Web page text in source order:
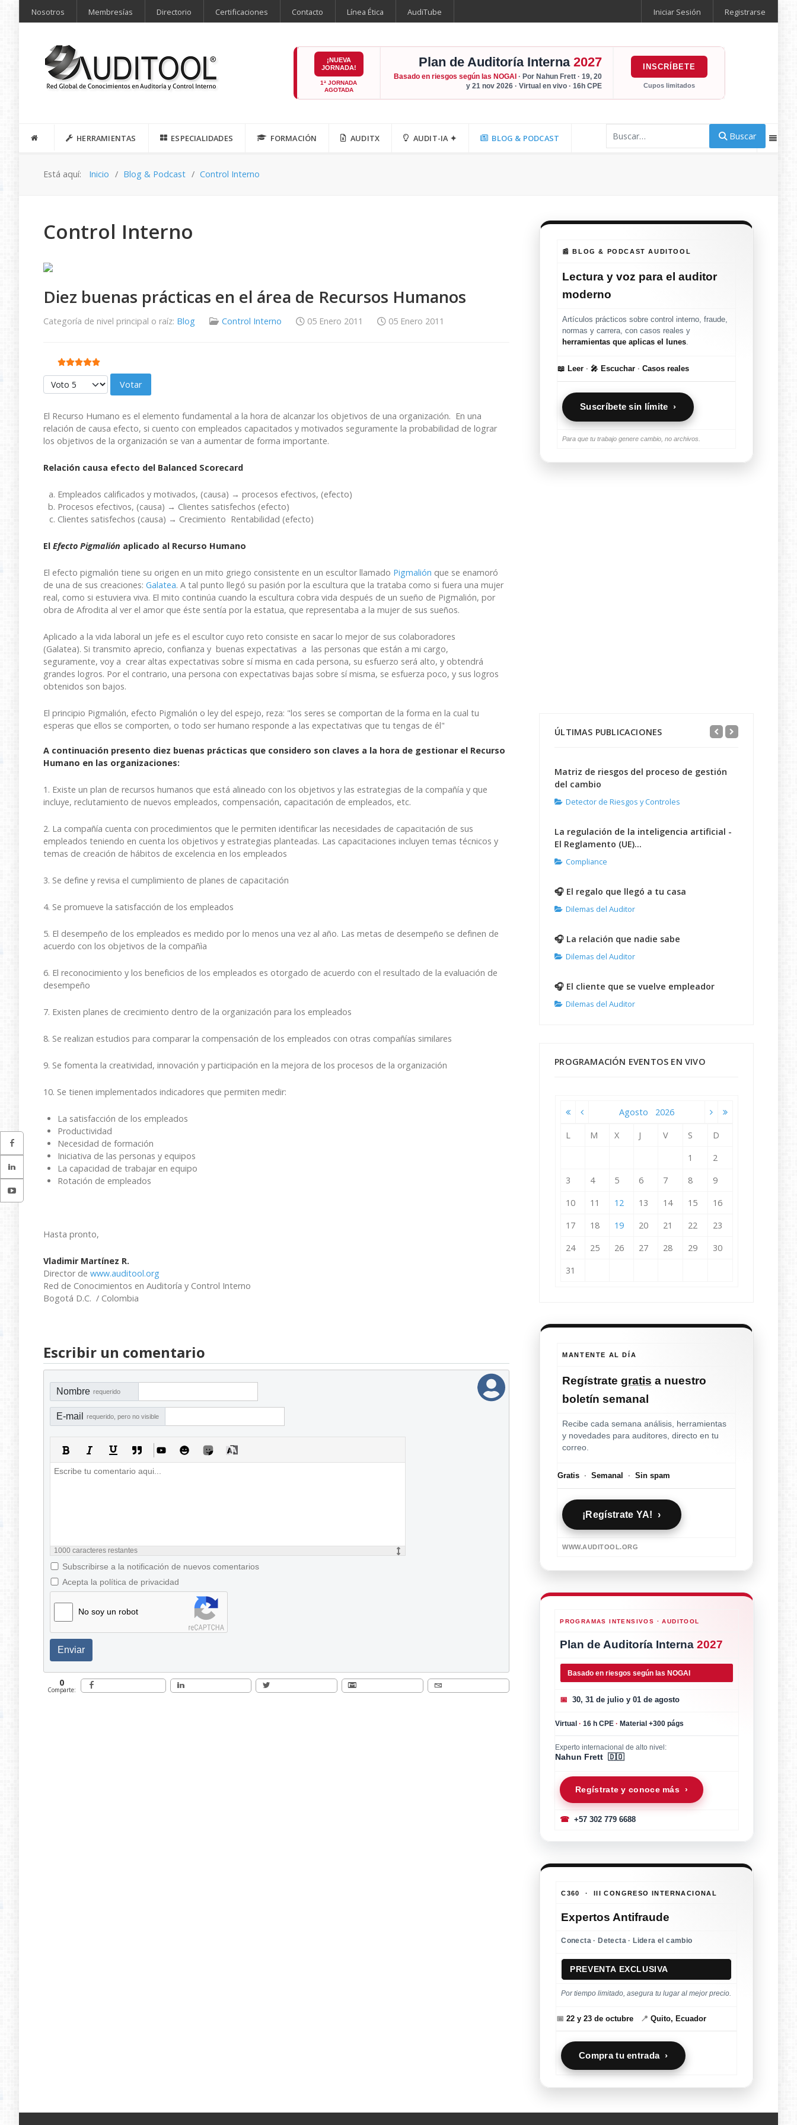
Nosotros Membresías Directorio Certificaciones Contacto Línea Ética AudiTube Iniciar Sesión Registrarse
¡NUEVA
JORNADA!
1ª JORNADA
AGOTADA
Plan de Auditoría Interna2027
Basado en riesgos según las NOGAI · Por Nahun Frett · 19, 20
y 21 nov 2026 · Virtual en vivo · 16h CPE
INSCRÍBETE
Cupos limitados
HERRAMIENTAS ESPECIALIDADES FORMACIÓN AUDITX AUDIT-IA ✦ BLOG & PODCAST Buscar
Está aquí: Inicio Blog & Podcast Control Interno
Control Interno
Diez buenas prácticas en el área de Recursos Humanos
Categoría de nivel principal o raíz: Blog Control Interno 05 Enero 2011 05 Enero 2011
Ratio:5/5
Por favor, vote
El Recurso Humano es el elemento fundamental a la hora de alcanzar los objetivos de una organización. En una
relación de causa efecto, si cuento con empleados capacitados y motivados seguramente la probabilidad de lograr
los objetivos de la organización se van a aumentar de forma importante.
Relación causa efecto del Balanced Scorecard
Empleados calificados y motivados, (causa) → procesos efectivos, (efecto)
Procesos efectivos, (causa) → Clientes satisfechos (efecto)
Clientes satisfechos (causa) → Crecimiento Rentabilidad (efecto)
El Efecto Pigmalión aplicado al Recurso Humano
El efecto pigmalión tiene su origen en un mito griego consistente en un escultor llamado Pigmalión que se enamoró
de una de sus creaciones: Galatea. A tal punto llegó su pasión por la escultura que la trataba como si fuera una mujer
real, como si estuviera viva. El mito continúa cuando la escultura cobra vida después de un sueño de Pigmalión, por
obra de Afrodita al ver el amor que éste sentía por la estatua, que representaba a la mujer de sus sueños.
Aplicado a la vida laboral un jefe es el escultor cuyo reto consiste en sacar lo mejor de sus colaboradores
(Galatea). Si transmito aprecio, confianza y buenas expectativas a las personas que están a mi cargo,
seguramente, voy a crear altas expectativas sobre sí misma en cada persona, su esfuerzo será alto, y obtendrá
grandes logros. Por el contrario, una persona con expectativas bajas sobre sí misma, se esfuerza poco, y sus logros
obtenidos son bajos.
El principio Pigmalión, efecto Pigmalión o ley del espejo, reza: "los seres se comportan de la forma en la cual tu
esperas que ellos se comporten, o todo ser humano responde a las expectativas que tu tengas de él"
A continuación presento diez buenas prácticas que considero son claves a la hora de gestionar el Recurso
Humano en las organizaciones:
1. Existe un plan de recursos humanos que está alineado con los objetivos y las estrategias de la compañía y que
incluye, reclutamiento de nuevos empleados, compensación, capacitación de empleados, etc.
2. La compañía cuenta con procedimientos que le permiten identificar las necesidades de capacitación de sus
empleados teniendo en cuenta los objetivos y estrategias planteadas. Las capacitaciones incluyen temas técnicos y
temas de creación de hábitos de excelencia en los empleados
3. Se define y revisa el cumplimiento de planes de capacitación
4. Se promueve la satisfacción de los empleados
5. El desempeño de los empleados es medido por lo menos una vez al año. Las metas de desempeño se definen de
acuerdo con los objetivos de la compañìa
6. El reconocimiento y los beneficios de los empleados es otorgado de acuerdo con el resultado de la evaluación de
desempeño
7. Existen planes de crecimiento dentro de la organización para los empleados
8. Se realizan estudios para comparar la compensación de los empleados con otras compañías similares
9. Se fomenta la creatividad, innovación y participación en la mejora de los procesos de la organización
10. Se tienen implementados indicadores que permiten medir:
La satisfacción de los empleados
Productividad
Necesidad de formación
Iniciativa de las personas y equipos
La capacidad de trabajar en equipo
Rotación de empleados
Hasta pronto,
Vladimir Martínez R.
Director de www.auditool.org
Red de Conocimientos en Auditoría y Control Interno
Bogotá D.C. / Colombia
Escribir un comentario
Nombre requerido
E-mail requerido, pero no visible
1000 caracteres restantes
Subscribirse a la notificación de nuevos comentarios
Acepta la política de privacidad
No soy un robot
Enviar
0
Comparte:
📰 BLOG & PODCAST AUDITOOL
Lectura y voz para el auditor
moderno
Artículos prácticos sobre control interno, fraude,
normas y carrera, con casos reales y
herramientas que aplicas el lunes
📖 Leer · 🎤 Escuchar · Casos reales
Suscríbete sin límite ›
Para que tu trabajo genere cambio, no archivos.
ÚLTIMAS PUBLICACIONES
Matriz de riesgos del proceso de gestión
del cambio
Detector de Riesgos y Controles
La regulación de la inteligencia artificial -
El Reglamento (UE)...
Compliance
🎧 El regalo que llegó a tu casa
Dilemas del Auditor
🎧 La relación que nadie sabe
Dilemas del Auditor
🎧 El cliente que se vuelve empleador
Dilemas del Auditor
PROGRAMACIÓN EVENTOS EN VIVO
Agosto 2026
L M X J V S
D
1
2
3
4 5 6 7 8
9
10
11 12 13 14 15
16
17
18 19 20 21 22
23
24
25 26 27 28 29
30
31
MANTENTE AL DÍA
Regístrategratis a nuestro
boletín semanal
Recibe cada semana análisis, herramientas
y novedades para auditores, directo en tu
correo.
Gratis · Semanal · Sin spam
¡Regístrate YA! ›
WWW.AUDITOOL.ORG
PROGRAMAS INTENSIVOS · AUDITOOL
Plan de Auditoría Interna2027
Basado en riesgos según las NOGAI
📅 30, 31 de julio y 01 de agosto
Virtual· 16 h CPE· Material +300 págs
Experto internacional de alto nivel:
Nahun Frett 🇩🇴
Regístrate y conoce más ›
☎ +57 302 779 6688
C360 · III CONGRESO INTERNACIONAL
Expertos Antifraude
Conecta · Detecta · Lidera el cambio
PREVENTA EXCLUSIVA
Por tiempo limitado, asegura tu lugar al mejor precio.
📅 22 y 23 de octubre 📍 Quito, Ecuador
Compra tu entrada ›